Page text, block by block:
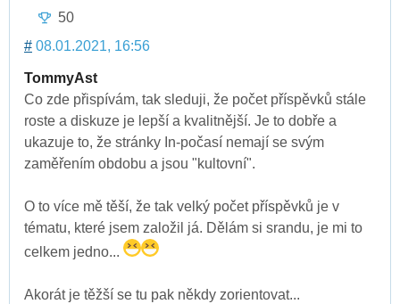
50
# 08.01.2021, 16:56
TommyAst
Co zde přispívám, tak sleduji, že počet příspěvků stále
roste a diskuze je lepší a kvalitnější. Je to dobře a
ukazuje to, že stránky In-počasí nemají se svým
zaměřením obdobu a jsou "kultovní".
O to více mě těší, že tak velký počet příspěvků je v
tématu, které jsem založil já. Dělám si srandu, je mi to
celkem jedno...
Akorát je těžší se tu pak někdy zorientovat...